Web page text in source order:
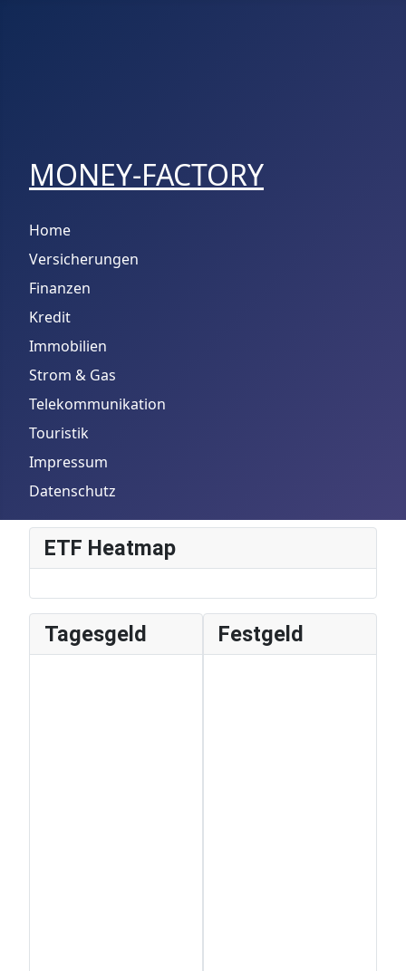
MONEY-FACTORY
Home
Versicherungen
Finanzen
Kredit
Immobilien
Strom & Gas
Telekommunikation
Touristik
Impressum
Datenschutz
ETF Heatmap
Tagesgeld Festgeld